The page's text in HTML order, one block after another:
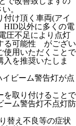
。
け頂く車両(アイ
HID以外に多くの電
圧不足により点灯
る可能性 がござい
使用いただくことで
を推奨いたしま
ビーム警告灯が点
取り付けることで
ーム警告灯不点灯防
替え不良等の症状